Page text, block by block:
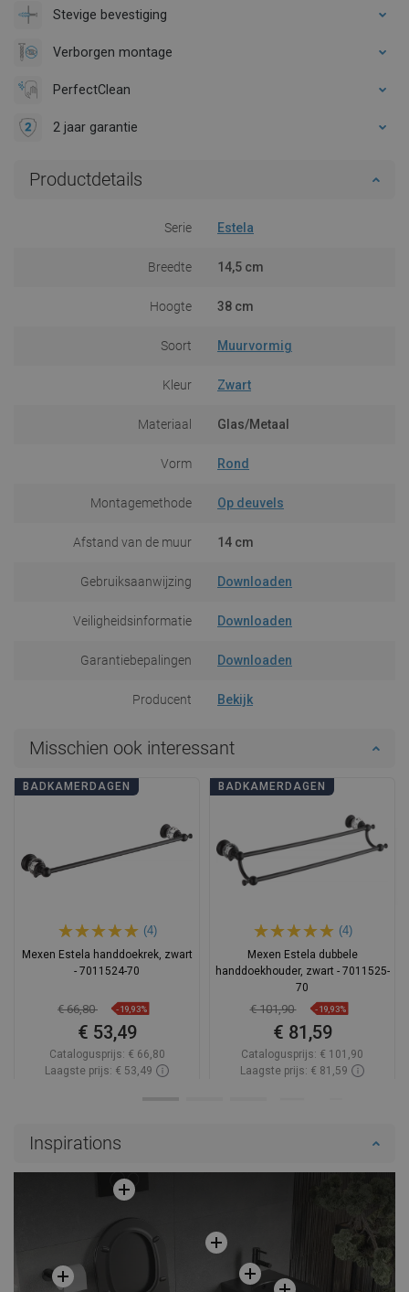
Stevige bevestiging
Verborgen montage
PerfectClean
2 jaar garantie
Productdetails
Serie Estela
Breedte 14,5 cm
Hoogte 38 cm
Soort Muurvormig
Kleur Zwart
Materiaal Glas/Metaal
Vorm Rond
Montagemethode Op deuvels
Afstand van de muur 14 cm
Gebruiksaanwijzing Downloaden
Veiligheidsinformatie Downloaden
Garantiebepalingen Downloaden
Producent Bekijk
Misschien ook interessant
BADKAMERDAGEN
(4)
Mexen Estela handdoekrek, zwart
- 7011524-70
€ 66,80 -19,93%
€ 53,49
Catalogusprijs: € 66,80
Laagste prijs: € 53,49
BADKAMERDAGEN
(4)
Mexen Estela dubbele
handdoekhouder, zwart - 7011525-
70
€ 101,90 -19,93%
€ 81,59
Catalogusprijs: € 101,90
Laagste prijs: € 81,59
Inspirations